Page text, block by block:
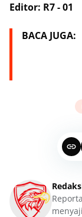
Editor: R7 - 01
BACA JUGA: